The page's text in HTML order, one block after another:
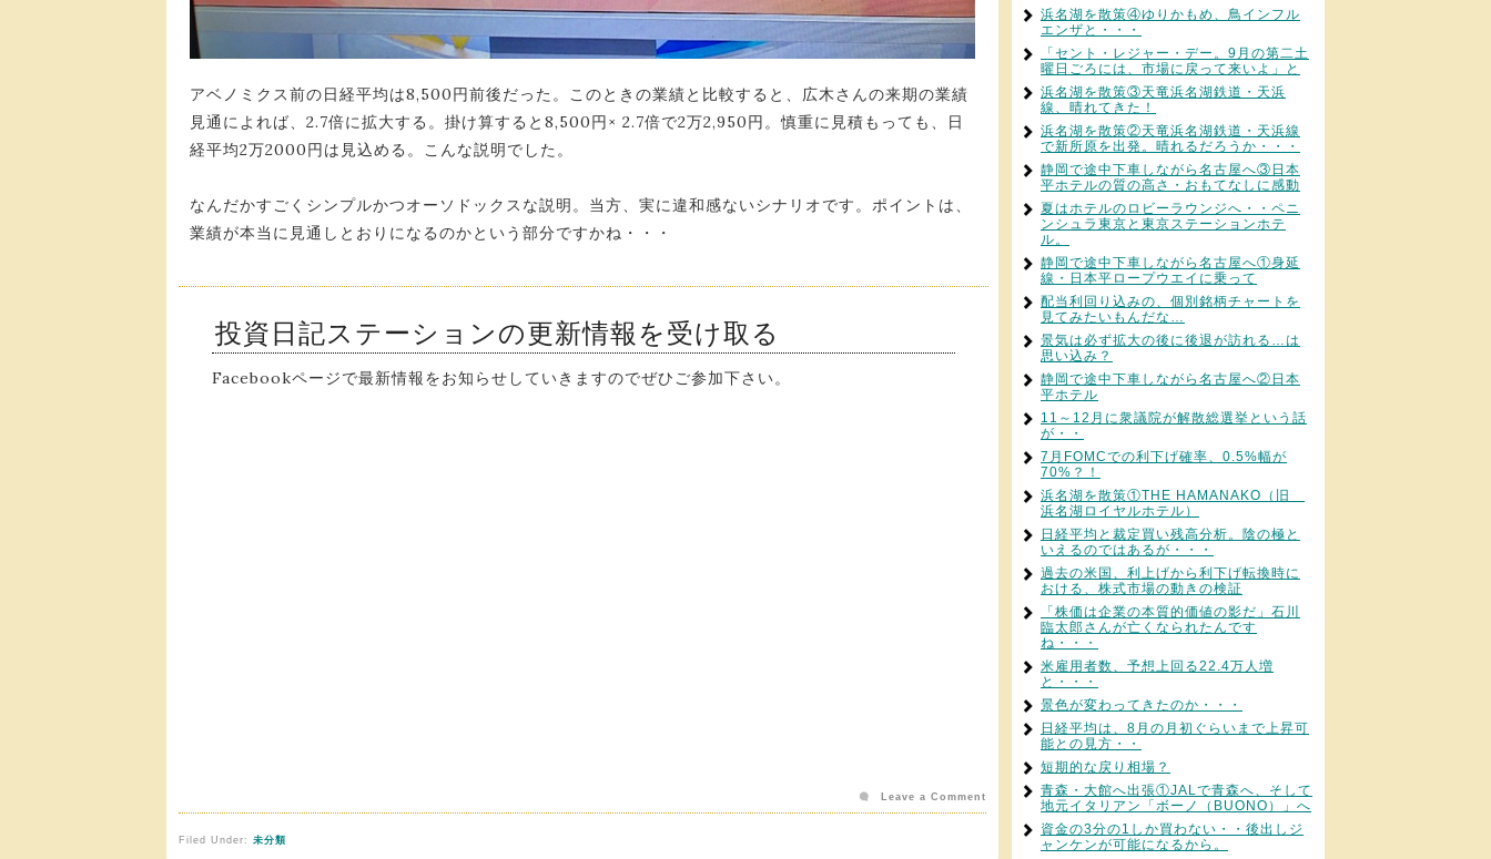
アベノミクス前の日経平均は8,500円前後だった。このときの業績と比較すると、広木さんの来期の業績
見通によれば、2.7倍に拡大する。掛け算すると8,500円× 2.7倍で2万2,950円。慎重に見積もっても、日
経平均2万2000円は見込める。こんな説明でした。
なんだかすごくシンプルかつオーソドックスな説明。当方、実に違和感ないシナリオです。ポイントは、
業績が本当に見通しとおりになるのかという部分ですかね・・・
投資日記ステーションの更新情報を受け取る
Facebookページで最新情報をお知らせしていきますのでぜひご参加下さい。
Filed Under: 未分類
Leave a Comment
浜名湖を散策④ゆりかもめ、鳥インフル
エンザと・・・
「セント・レジャー・デー。9月の第二土
曜日ごろには、市場に戻って来いよ」と
浜名湖を散策③天竜浜名湖鉄道・天浜
線、晴れてきた！
浜名湖を散策②天竜浜名湖鉄道・天浜線
で新所原を出発。晴れるだろうか・・・
静岡で途中下車しながら名古屋へ③日本
平ホテルの質の高さ・おもてなしに感動
夏はホテルのロビーラウンジへ・・ペニ
ンシュラ東京と東京ステーションホテ
ル。
静岡で途中下車しながら名古屋へ①身延
線・日本平ロープウエイに乗って
配当利回り込みの、個別銘柄チャートを
見てみたいもんだな…
景気は必ず拡大の後に後退が訪れる…は
思い込み？
静岡で途中下車しながら名古屋へ②日本
平ホテル
11～12月に衆議院が解散総選挙という話
が・・
7月FOMCでの利下げ確率、0.5%幅が
70%？！
浜名湖を散策①THE HAMANAKO（旧
浜名湖ロイヤルホテル）
日経平均と裁定買い残高分析。陰の極と
いえるのではあるが・・・
過去の米国、利上げから利下げ転換時に
おける、株式市場の動きの検証
「株価は企業の本質的価値の影だ」石川
臨太郎さんが亡くなられたんです
ね・・・
米雇用者数、予想上回る22.4万人増
と・・・
景色が変わってきたのか・・・
日経平均は、8月の月初ぐらいまで上昇可
能との見方・・
短期的な戻り相場？
青森・大館へ出張①JALで青森へ、そして
地元イタリアン「ボーノ（BUONO）」へ
資金の3分の1しか買わない・・後出しジ
ャンケンが可能になるから。